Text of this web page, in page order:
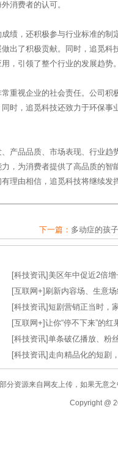
消费者的认可。
绩，还积极参与行业标准的制
出了积极贡献。同时，追觅科
，引领了整个行业的发展趋势
重视企业的社会责任。公司积
时，追觅科技还致力于环保事
产品品质、市场表现、行业趋
，为消费者提供了高品质的智
理由相信，追觅科技将继续发
下一篇： 多动症的孩
[科技资讯] 美区年中促近2倍
[互联网+] 刷新内容场、生意
[科技资讯]短剧营销正当时，
[互联网+]让你“停不下来”的
[科技资讯]单条破亿播放、粉
[科技资讯] 走向精品化的短剧
分资源来自网友上传，如果无意
Copyright @